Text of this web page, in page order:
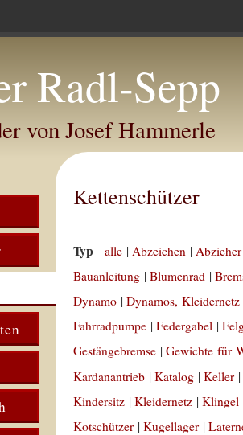
Radl-Sepp
von Josef Hammerle
Kettenschützer
Typ alle |Abzeichen |
Bauanleitung |Blumenrad |
Dynamo |Dynamos, Kleidernetz
Fahrradpumpe |Federgabel |
Gestängebremse |Gewichte für
Kardanantrieb |Katalog |Keller
Kindersitz |Kleidernetz |Klingel
Kotschützer |Kugellager |